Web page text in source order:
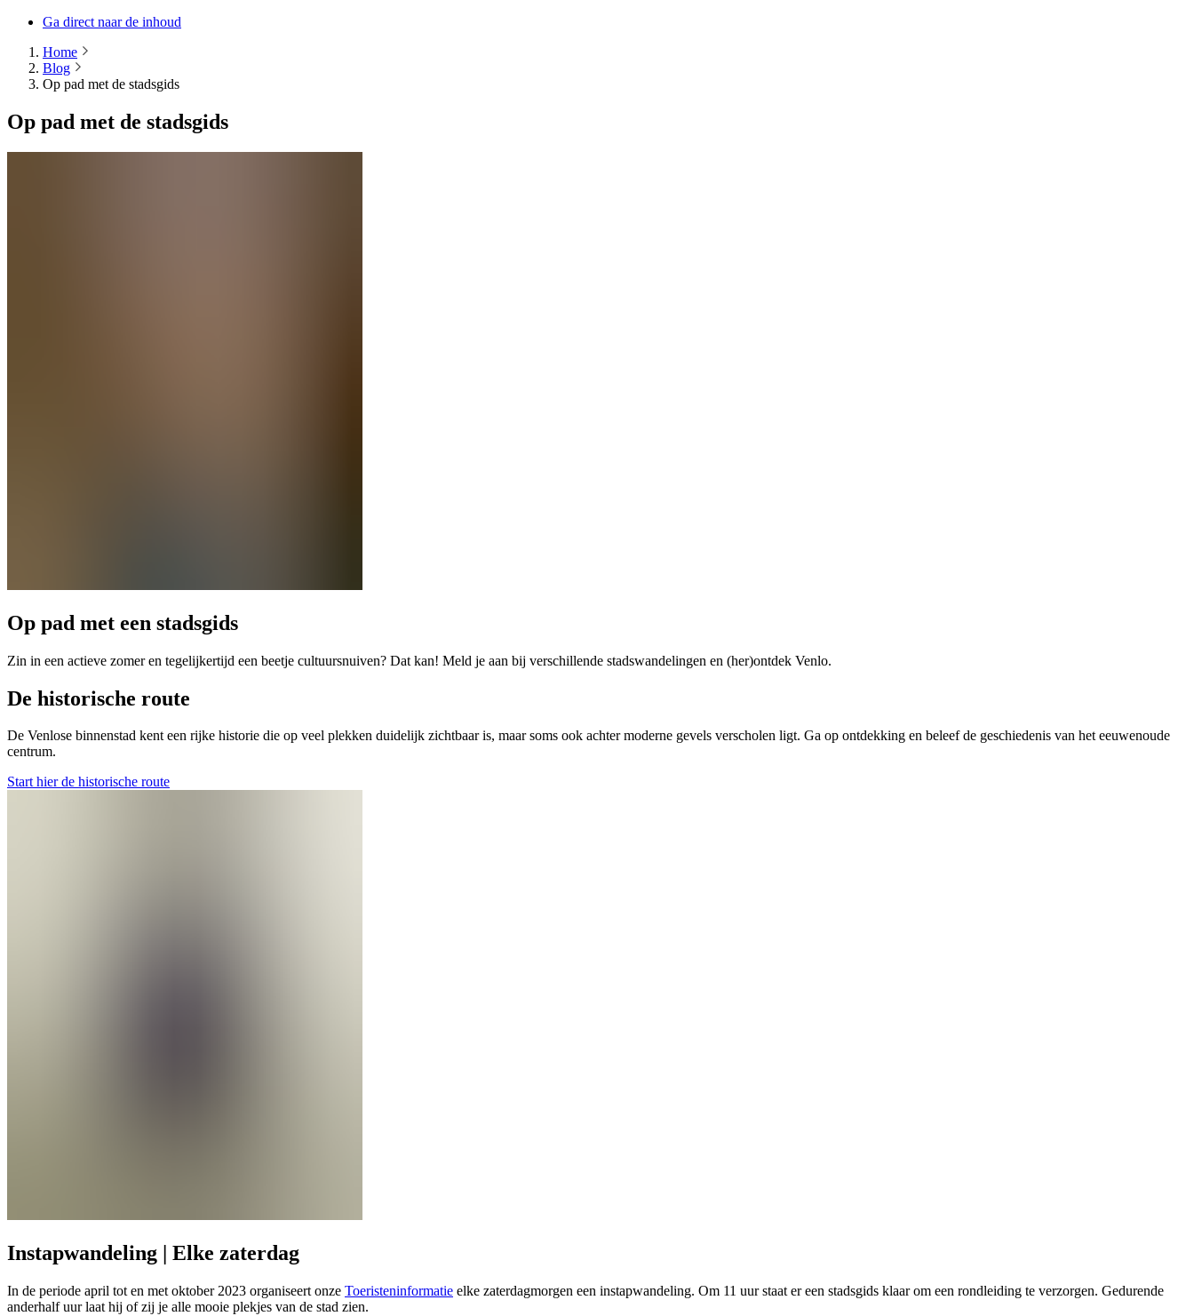
Ga direct naar de inhoud
Home
Blog
Op pad met de stadsgids
Op pad met de stadsgids
Op pad met een stadsgids
Zin in een actieve zomer en tegelijkertijd een beetje cultuursnuiven? Dat kan! Meld je aan bij verschillende stadswandelingen en (her)ontdek Venlo.
De historische route
De Venlose binnenstad kent een rijke historie die op veel plekken duidelijk zichtbaar is, maar soms ook achter moderne gevels verscholen ligt. Ga op ontdekking en beleef de geschiedenis van het eeuwenoude
centrum.
Start hier de historische route
Instapwandeling | Elke zaterdag
In de periode april tot en met oktober 2023 organiseert onze Toeristeninformatie elke zaterdagmorgen een instapwandeling. Om 11 uur staat er een stadsgids klaar om een rondleiding te verzorgen. Gedurende
anderhalf uur laat hij of zij je alle mooie plekjes van de stad zien.